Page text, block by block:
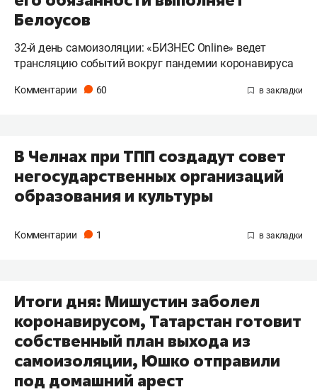
Белоусов
32-й день самоизоляции: «БИЗНЕС Online» ведет
трансляцию событий вокруг пандемии коронавируса
Комментарии 60
В Челнах при ТПП создадут совет
негосударственных организаций
образования и культуры
Комментарии 1
Итоги дня: Мишустин заболел
коронавирусом, Татарстан готовит
собственный план выхода из
самоизоляции, Юшко отправили
под домашний арест